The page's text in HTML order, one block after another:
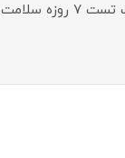
مهلت تست ۷ روزه سلامت